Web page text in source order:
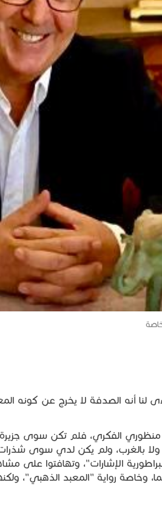
لنا أنه الصدفة لا يخرج عن كونه
منظوري الفكري، فلم تكن سوى
ولا بالغرب، ولم يكن لدي سوى
الإشارات"، وتهافتوا على
وخاصة رواية "المعبد الذهبي"،